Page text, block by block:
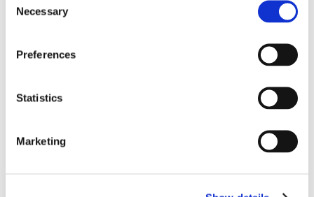
Selection
Necessary
Preferences
Statistics
Marketing
su un tema di grande rilievo teorico e pratico
nell'ambito delle obbligazioni solidali passive: il